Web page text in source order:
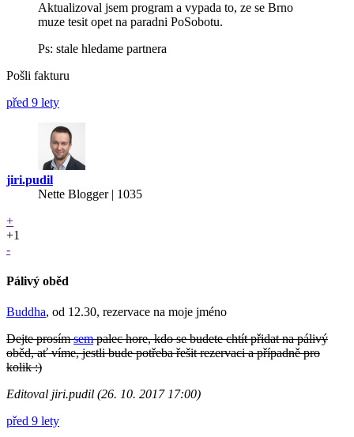
Aktualizoval jsem program a vypada to, ze se Brno
muze tesit opet na paradni PoSobotu.
Ps: stale hledame partnera
Pošli fakturu
před 9 lety
jiri.pudil
Nette Blogger | 1035
+
+1
-
Pálivý oběd
Buddha, od 12.30, rezervace na moje jméno
Dejte prosímsempalec hore, kdo se budete chtít přidat na pálivý
oběd, ať víme, jestli bude potřeba řešit rezervaci a případně pro
kolik :)
Editoval jiri.pudil (26. 10. 2017 17:00)
před 9 lety